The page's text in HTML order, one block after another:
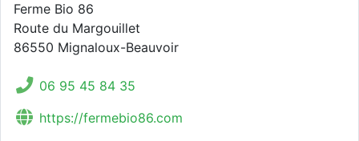
Ferme Bio 86
Route du Margouillet
86550 Mignaloux-Beauvoir
06 95 45 84 35
https://fermebio86.com